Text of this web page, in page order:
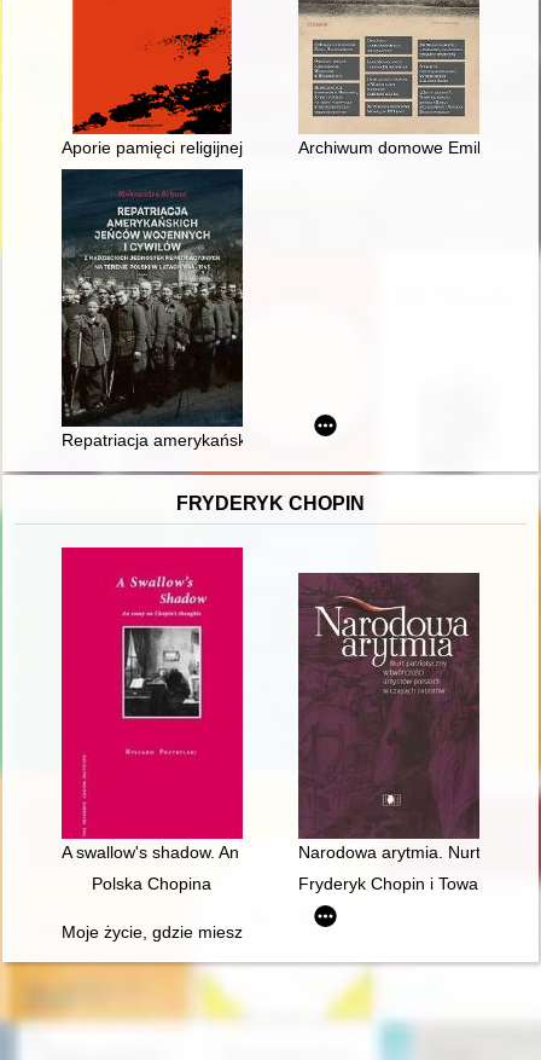
Aporie pamięci religijnej : między sakralizacją a mediatyzacją
Archiwum domowe Emila
Repatriacja amerykańskich jeńców wojennych i cywilów z
FRYDERYK CHOPIN
A swallow's shadow. An essay on Chopin's thoughts
Narodowa arytmia. Nurt
Polska Chopina
Fryderyk Chopin i
Moje życie, gdzie mieszka B[r]zowski?" - glosa do datowania